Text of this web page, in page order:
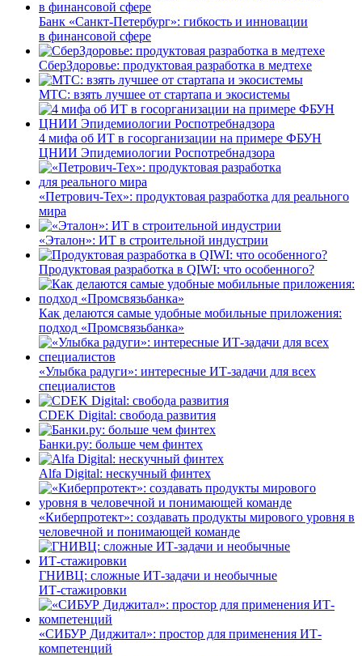
Банк «Санкт-Петербург»: гибкость и инновации
в финансовой сфере
СберЗдоровье: продуктовая разработка в медтехе
МТС: взять лучшее от стартапа и экосистемы
4 мифа об ИТ в госорганизации на примере ФБУН
ЦНИИ Эпидемиологии Роспотребнадзора
«Петрович-Тех»: продуктовая разработка для реального
мира
«Эталон»: ИТ в строительной индустрии
Продуктовая разработка в QIWI: что особенного?
Как делаются самые удобные мобильные приложения:
подход «Промсвязьбанка»
«Улыбка радуги»: интересные ИТ-задачи для всех
специалистов
CDEK Digital: свобода развития
Банки.ру: больше чем финтех
Alfa Digital: нескучный финтех
«Киберпротект»: создавать продукты мирового уровня в
человечной и понимающей команде
ГНИВЦ: сложные ИТ‑задачи и необычные
ИТ‑стажировки
«СИБУР Диджитал»: простор для применения ИТ-
компетенций